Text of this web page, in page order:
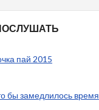
пай 2015
бы замедлилось время